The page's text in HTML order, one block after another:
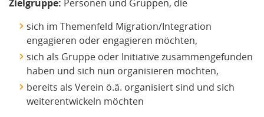
Zielgruppe: Personen und Gruppen, die
sich im Themenfeld Migration/Integration
engagieren oder engagieren möchten,
sich als Gruppe oder Initiative zusammengefunden
haben und sich nun organisieren möchten,
bereits als Verein ö.ä. organisiert sind und sich
weiterentwickeln möchten